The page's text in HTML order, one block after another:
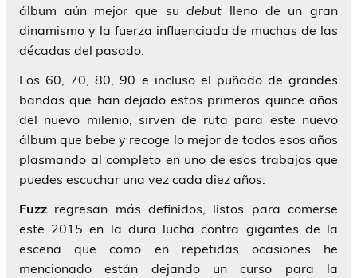
álbum aún mejor que sudebut lleno de un gran
dinamismo y la fuerza influenciada de muchas de las
décadas del pasado.
Los 60, 70, 80, 90 e incluso el puñado de grandes
bandas que han dejado estos primeros quince años
del nuevo milenio, sirven de ruta para este nuevo
álbum que bebe y recoge lo mejor de todos esos años
plasmando al completo en uno de esos trabajos que
puedes escuchar una vez cada diez años.
Fuzz regresan más definidos, listos para comerse
este 2015 en la dura lucha contra gigantes de la
escena que como en repetidas ocasiones he
mencionado están dejando un curso para la